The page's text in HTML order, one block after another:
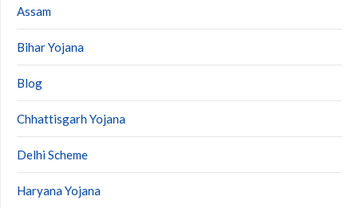
Assam
Bihar Yojana
Blog
Chhattisgarh Yojana
Delhi Scheme
Haryana Yojana